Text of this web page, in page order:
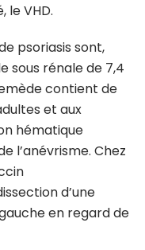
le VHD.
psoriasis sont,
sous rénale de 7,4
contient de
et aux
hématique
l’anévrisme. Chez
d’une
en regard de